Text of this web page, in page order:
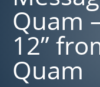
Quam
12”
Quam